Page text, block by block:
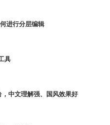
进行分层编辑
具
中文理解强、国风效果好